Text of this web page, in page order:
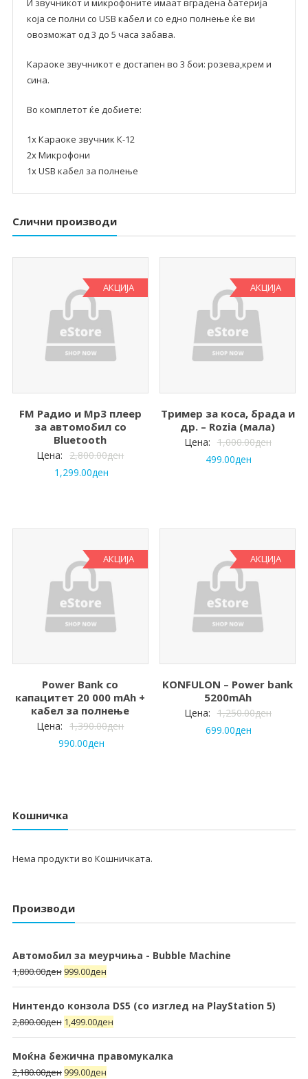
И звучникот и микрофоните имаат вградена батерија
која се полни со USB кабел и со едно полнење ќе ви
овозможат од 3 до 5 часа забава.
Караоке звучникот е достапен во 3 бои: розева,крем и
сина.
Во комплетот ќе добиете:
1х Караоке звучник К-12
2х Микрофони
1х USB кабел за полнење
Слични производи
АКЦИЈА
FM Радио и Mp3 плеер
за автомобил со
Bluetooth
Цена: 2,800.00ден
1,299.00ден
АКЦИЈА
Тример за коса, брада и
др. – Rozia (мала)
Цена: 1,000.00ден
499.00ден
АКЦИЈА
Power Bank со
капацитет 20 000 mAh +
кабел за полнење
Цена: 1,390.00ден
990.00ден
АКЦИЈА
KONFULON – Power bank
5200mAh
Цена: 1,250.00ден
699.00ден
Кошничка
Нема продукти во Кошничката.
Производи
Автомобил за меурчиња - Bubble Machine
1,800.00ден 999.00ден
Нинтендо конзола DS5 (со изглед на PlayStation 5)
2,800.00ден 1,499.00ден
Моќна бежична правомукалка
2,180.00ден 999.00ден